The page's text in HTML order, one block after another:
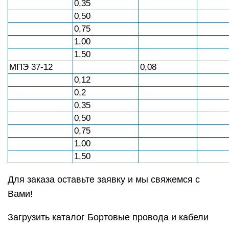
0,35
0,50
0,75
1,00
1,50
МПЭ 37-12
0,08
0,12
0,2
0,35
0,50
0,75
1,00
1,50
Для заказа оставьте заявку и мы свяжемся с
Вами!
Загрузить каталог Бортовые провода и кабели